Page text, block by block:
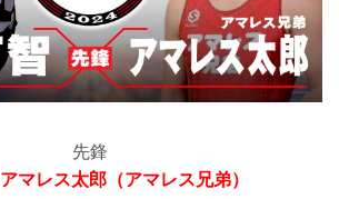
先鋒
アマレス太郎（アマレス兄弟）